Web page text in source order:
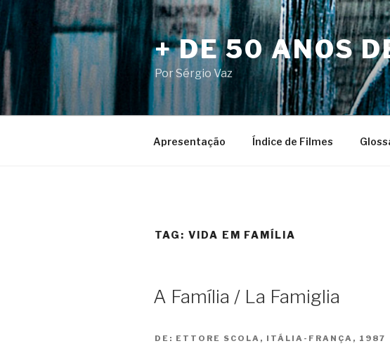
para
o
conteúdo
+ DE 50 ANOS
Por Sérgio Vaz
Apresentação Índice de Filmes
TAG: VIDA EM FAMÍLIA
A Família / La Famiglia
DE: ETTORE SCOLA, ITÁLIA-FRANÇA, 1987